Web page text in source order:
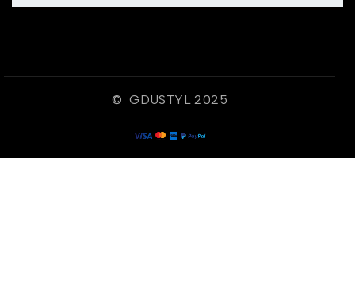
© GDUSTYL 2025